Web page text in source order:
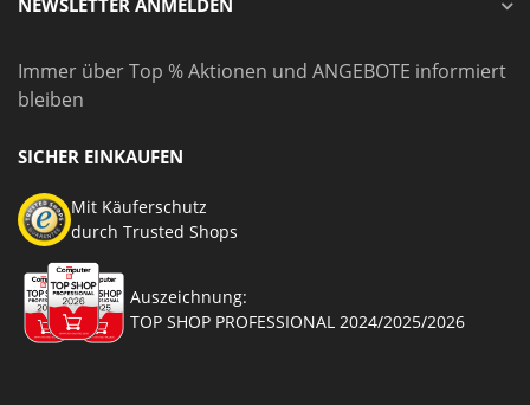
NEWSLETTER ANMELDEN
Immer über Top % Aktionen und ANGEBOTE informiert
bleiben
SICHER EINKAUFEN
Mit Käuferschutz
durch Trusted Shops
Auszeichnung:
TOP SHOP PROFESSIONAL 2024/2025/2026